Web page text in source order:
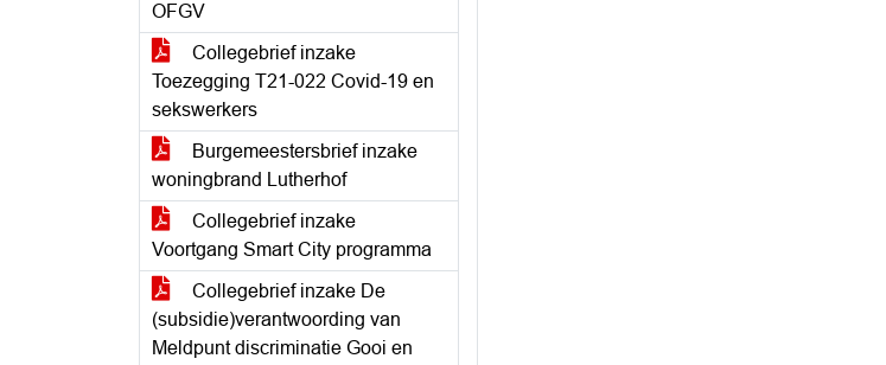
OFGV
Collegebrief inzake
Toezegging T21-022 Covid-19 en
sekswerkers
Burgemeestersbrief inzake
woningbrand Lutherhof
Collegebrief inzake
Voortgang Smart City programma
Collegebrief inzake De
(subsidie)verantwoording van
Meldpunt discriminatie Gooi en